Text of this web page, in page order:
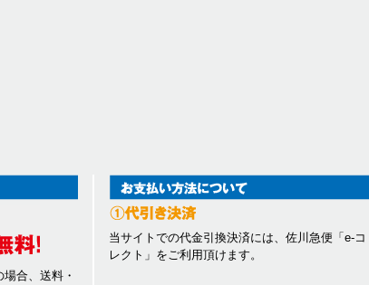
合、送料・
当サイトでの代金引換決済には、佐川急便「e-コ
レクト」をご利用頂けます。